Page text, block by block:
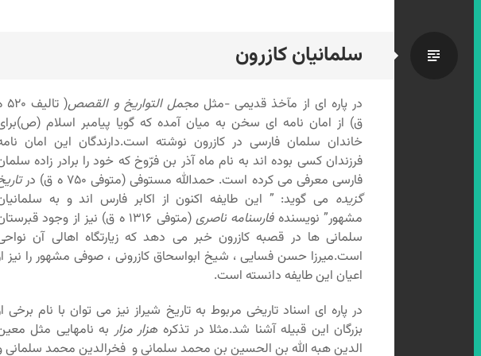
سلمانیان کازروناستاندارد
در پاره ای از مآخذ قدیمی -مثلمجمل التواریخ و القصص
(
ق) از امان نامه ای سخن به میان آمده که گویا پیامبر اسلام
خاندان سلمان فارسی در کازرون نوشته است.دارندگان این امان
فرزندان کسی بوده اند به نام ماه آذر بن فرّوخ که خود را برادر زاده
فارسی معرفی می کرده است. حمدالله مستوفی (متوفی ۷۵۰ ه ق) در
گزیده می گوید: ” این طایفه اکنون از اکابر فارس اند و به
مشهور” نویسندهفارسنامه ناصری
(متوفی ۱۳۱۶ ه ق) نیز از وجود
سلمانی ها در قصبه کازرون خبر می دهد که زیارتگاه اهالی آن
است.میرزا حسن فسایی ، شیخ ابواسحاق کازرونی ، صوفی مشهور را نیز
اعیان این طایفه دانسته است.
در پاره ای اسناد تاریخی مربوط به تاریخ شیراز نیز می توان با نام برخی
بزرگان این قبیله آشنا شد.مثلا در تذکره هزار مزاربه نامهایی مثل
الدین هبه الله بن الحسین بن محمد سلمانی و فخرالدین محمد سلمانی